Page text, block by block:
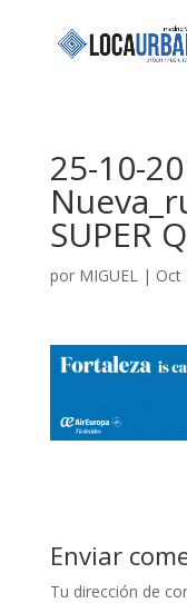
25-10-
SUPER
por MIGUEL| Oct
Enviar
Tu dirección de